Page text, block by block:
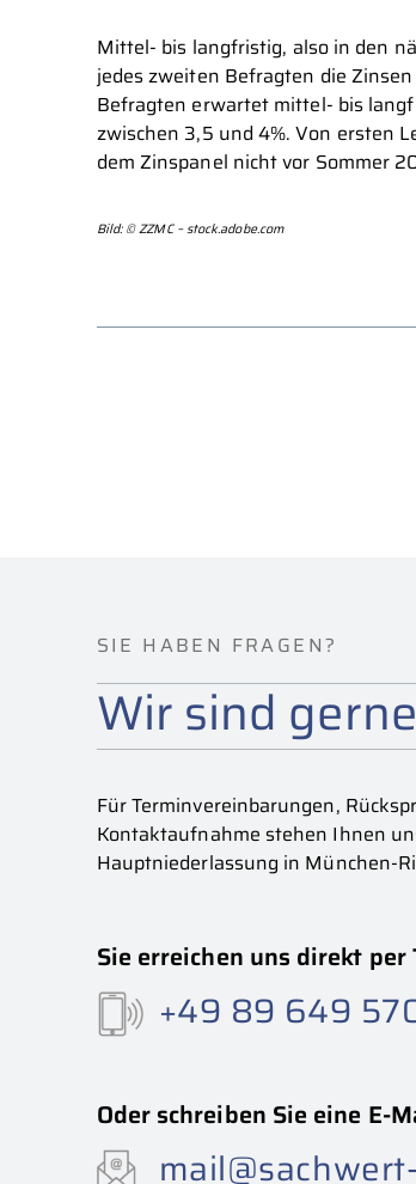
Mittel- bis langfristig, also in den
jedes zweiten Befragten die
Befragten erwartet mittel- bis
zwischen 3,5 und 4%. Von ersten
dem Zinspanel nicht vor Sommer
Bild: © ZZMC – stock.adobe.com
SIE HABEN FRAGEN?
Wir sind
Für Terminvereinbarungen,
Kontaktaufnahme stehen Ihnen
Hauptniederlassung in München-
Sie erreichen uns direkt
+49 89 649
Oder schreiben Sie eine E-